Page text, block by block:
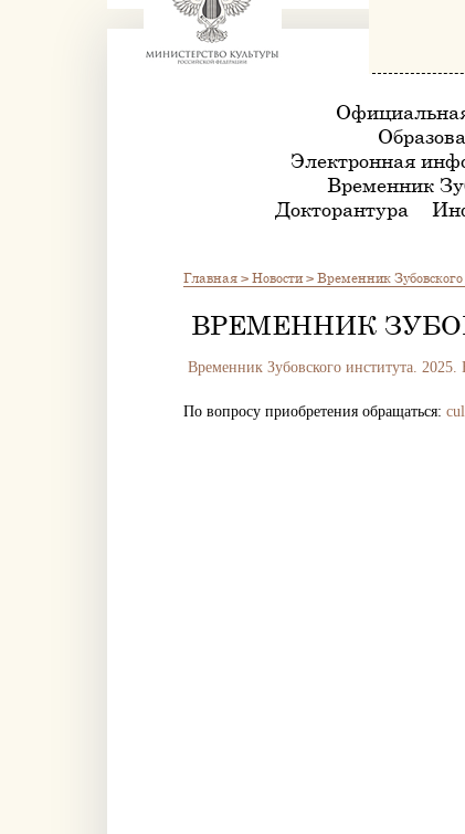
Электронная
Временник
Докторантура
Главная>Новости>Временник
ВРЕМЕННИК
Временник Зубовского института.
По вопросу приобретения обращаться: